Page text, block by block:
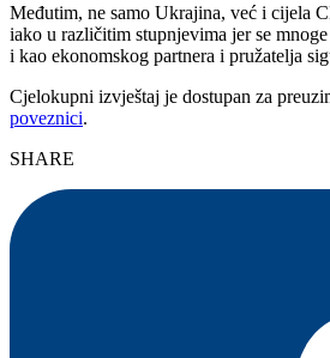
Međutim, ne samo Ukrajina, već i cijela
iako u različitim stupnjevima jer se
i kao ekonomskog partnera i pružatelja
Cjelokupni izvještaj je dostupan za
poveznici.
SHARE